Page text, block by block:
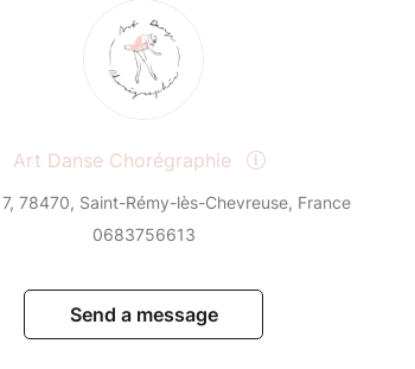
Art Danse Chorégraphie
78470, Saint-Rémy-lès-Chevreuse, France
0683756613
Send a message